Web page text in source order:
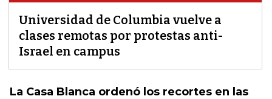
Universidad de Columbia vuelve a
clases remotas por protestas anti-
Israel en campus
La Casa Blanca ordenó los recortes en las